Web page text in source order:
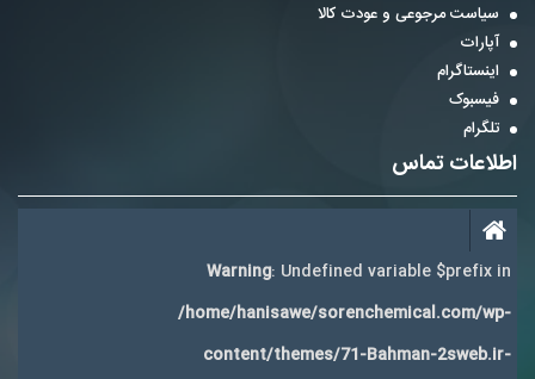
سیاست مرجوعی و عودت کالا
آپارات
اینستاگرام
فیسبوک
تلگرام
اطلاعات تماس
Warning: Undefined variable $prefix in
/home/hanisawe/sorenchemical.com/wp-
content/themes/71-Bahman-2sweb.ir-